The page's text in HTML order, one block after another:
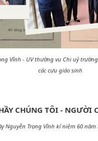
Vĩnh - UV thường vụ Chi uỷ
các cựu giáo sinh
CHÚNG TÔI - NGƯỜI
Nguyễn Trọng Vĩnh kỉ niệm 60 năm